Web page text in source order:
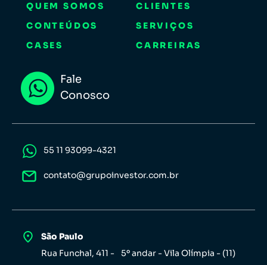
QUEM SOMOS
CLIENTES
CONTEÚDOS
SERVIÇOS
CASES
CARREIRAS
Fale
Conosco
55 11 93099-4321
contato@grupoinvestor.com.br
São Paulo
Rua Funchal, 411 - 5º andar - Vila Olímpia - (11)